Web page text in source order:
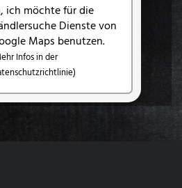
ich möchte für die
Dienste von
Maps benutzen.
Infos in der